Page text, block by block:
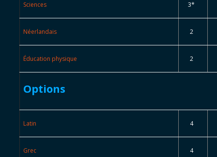
Sciences 3*
Néerlandais 2
Éducation physique 2
Options
Latin 4
Grec 4